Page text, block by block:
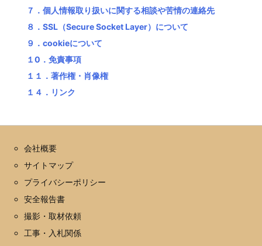
７．個人情報取り扱いに関する相談や苦情の連絡先
８．SSL（Secure Socket Layer）について
９．cookieについて
１0．免責事項
１１．著作権・肖像権
１４．リンク
会社概要
サイトマップ
プライバシーポリシー
安全報告書
撮影・取材依頼
工事・入札関係